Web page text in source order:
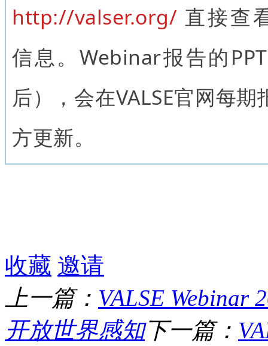
http://valser.org/ 直接查
信息。Webinar报告的
后），会在VALSE官网每
方更新。
收藏 邀请
上一篇： VALSE Webinar
开放世界感知下一篇：